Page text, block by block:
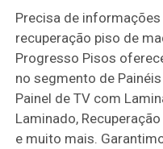
Precisa de
recuperação piso de
Progresso Pisos
no segmento de
Painel de TV com
Laminado,
e muito mais.